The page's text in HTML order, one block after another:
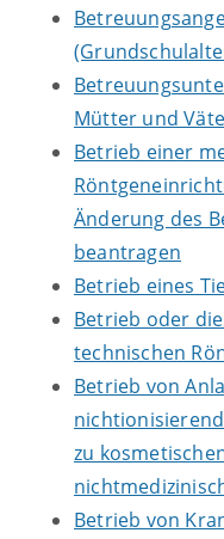
Mütter und
Betrieb einer
Änderung des
beantragen
Betrieb eines
Betrieb oder
technischen
Betrieb von
zu
Betrieb von